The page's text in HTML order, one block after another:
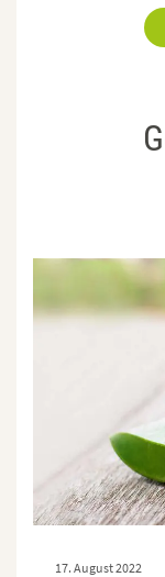
17. August 2022